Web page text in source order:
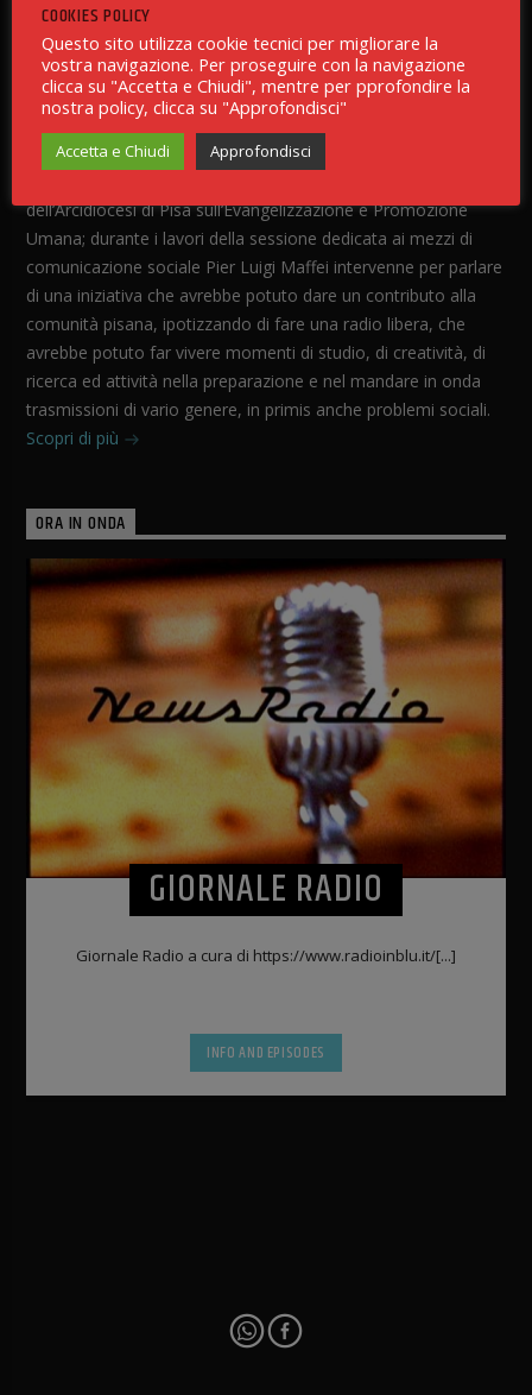
Contributi Ministeriali 2025
Scarica PDF
LA NOSTRA STORIA
dell’Arcidiocesi di Pisa sull’Evangelizzazione e Promozione
Umana; durante i lavori della sessione dedicata ai mezzi di
comunicazione sociale Pier Luigi Maffei intervenne per parlare
di una iniziativa che avrebbe potuto dare un contributo alla
comunità pisana, ipotizzando di fare una radio libera, che
avrebbe potuto far vivere momenti di studio, di creatività, di
ricerca ed attività nella preparazione e nel mandare in onda
trasmissioni di vario genere, in primis anche problemi sociali.
Scopri di più
ORA IN ONDA
GIORNALE RADIO
Giornale Radio a cura di https://www.radioinblu.it/[...]
INFO AND EPISODES
COOKIES POLICY
Questo sito utilizza cookie tecnici per migliorare la
vostra navigazione. Per proseguire con la navigazione
clicca su "Accetta e Chiudi", mentre per pprofondire la
nostra policy, clicca su "Approfondisci"
Accetta e Chiudi Approfondisci